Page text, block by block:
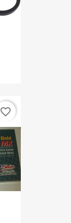
favorite_border